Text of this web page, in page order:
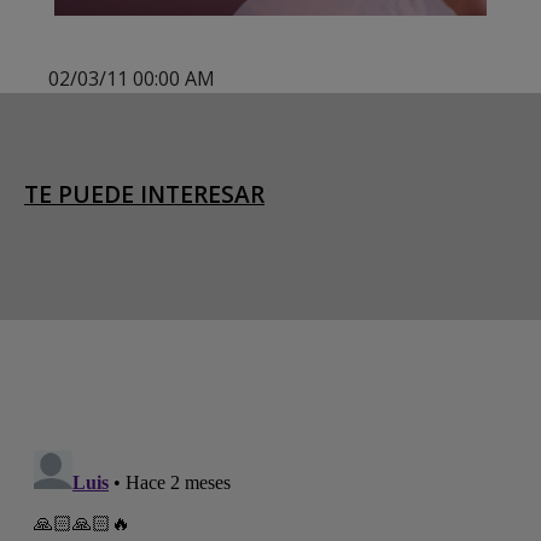
02/03/11 00:00 AM
TE PUEDE INTERESAR